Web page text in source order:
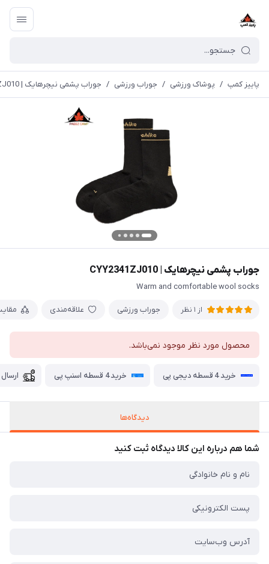
پاییز کمپ / پوشاک ورزشی / جوراب ورزشی / جوراب پشمی نیچرهایک | CYY2341ZJ010
جوراب پشمی نیچرهایک | CYY2341ZJ010
Warm and comfortable wool socks
از 1 نظر جوراب ورزشی علاقه‌مندی
محصول مورد نظر موجود نمی‌باشد.
خرید 4 قسطه دیجی پی خرید 4 قسطه اسنپ پی
دیدگاه‌ها
شما هم درباره این کالا دیدگاه ثبت کنید